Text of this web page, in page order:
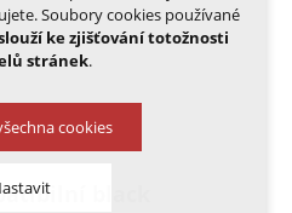
black
Soubory cookies používané
ke zjišťování totožnosti
stránek.
cookies